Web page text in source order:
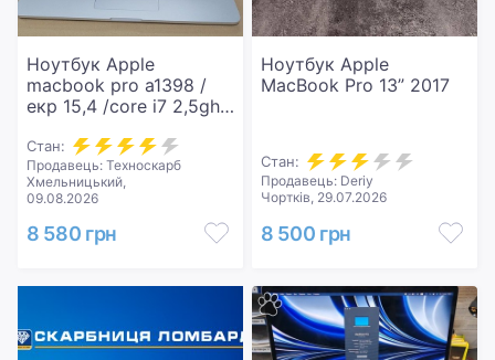
Ноутбук Apple
macbook pro a1398 /
екр 15,4 /core i7 2,5ghz
/intel iris pro
Стан:
Продавець: Техноскарб
Хмельницький,
09.08.2026
8 580 грн
Ноутбук Apple
MacBook Pro 13” 2017
Стан:
Продавець: Deriy
Чортків, 29.07.2026
8 500 грн